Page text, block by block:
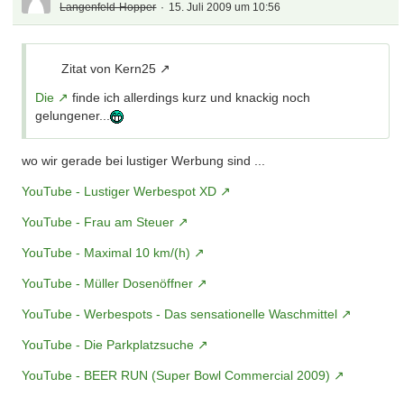
Langenfeld-Hopper 15. Juli 2009 um 10:56
Zitat von Kern25
Die
finde ich allerdings kurz und knackig noch
gelungener...
wo wir gerade bei lustiger Werbung sind ...
YouTube - Lustiger Werbespot XD
YouTube - Frau am Steuer
YouTube - Maximal 10 km/(h)
YouTube - Müller Dosenöffner
YouTube - Werbespots - Das sensationelle Waschmittel
YouTube - Die Parkplatzsuche
YouTube - BEER RUN (Super Bowl Commercial 2009)